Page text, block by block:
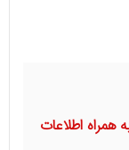
اطلاعات